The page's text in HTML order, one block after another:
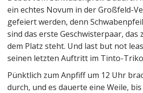
ein echtes Novum in der Großfeld-
gefeiert werden, denn
sind das erste Geschwisterpaar, das
dem Platz steht. Und last but not
seinen letzten Auftritt im Tinto-
Pünktlich zum Anpfiff um 12 Uhr
durch, und es dauerte eine Weile,